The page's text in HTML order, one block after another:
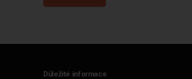
Důležité informace